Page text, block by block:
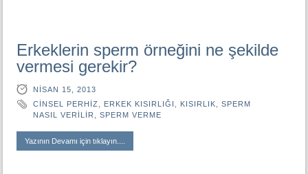
Erkeklerin sperm örneğini ne şekilde
vermesi gerekir?
NISAN 15, 2013
CINSEL PERHIZ
ERKEK KISIRLIĞI KISIRLIK
SPERM
NASIL VERILIR
SPERM VERME
Yazının Devamı için tıklayın....